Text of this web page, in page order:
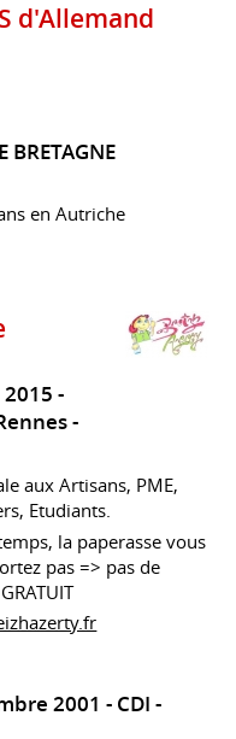
d'Allemand
BRETAGNE
en Autriche
2015
-
aux Artisans, PME,
Etudiants.
la paperasse vous
pas => pas de
2001 CDI